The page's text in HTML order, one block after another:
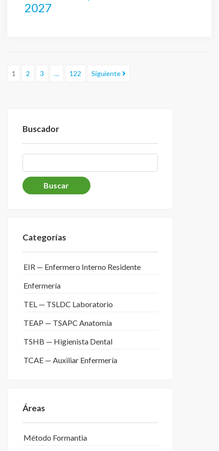
2027
1 2 3 … 122 Siguiente
Buscador
Categorías
EIR — Enfermero Interno Residente
Enfermería
TEL — TSLDC Laboratorio
TEAP — TSAPC Anatomía
TSHB — Higienista Dental
TCAE — Auxiliar Enfermería
Áreas
Método Formantia